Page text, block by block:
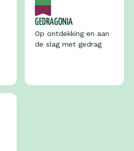
GEDRAGONIA
Op ontdekking en aan
de slag met gedrag